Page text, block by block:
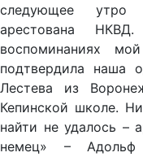
следующее утро
арестована
воспоминаниях
подтвердила наша
Лестева из
Кепинской школе.
найти не удалось –
немец» – Адольф